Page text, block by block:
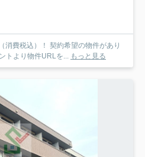
約希望の物件があり
トより物件URLを... もっと見る